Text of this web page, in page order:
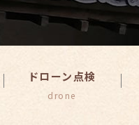
ドローン点検